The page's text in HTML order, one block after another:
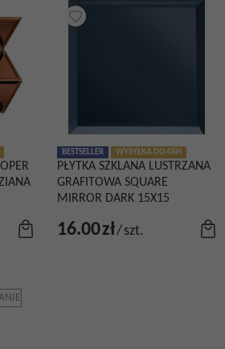
BESTSELLER WYSYŁKA DO 48H
PŁYTKA SZKLANA LUSTRZANA
GRAFITOWA SQUARE
MIRROR DARK 15X15
16.00zł/szt.